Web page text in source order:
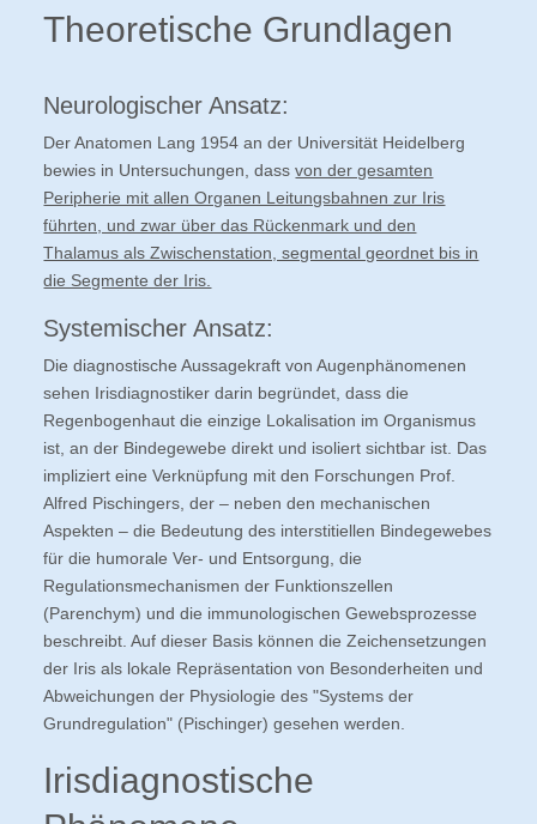
Theoretische Grundlagen
Neurologischer Ansatz:
Der Anatomen Lang 1954 an der Universität Heidelberg
bewies in Untersuchungen, dassvon der gesamten
Peripherie mit allen Organen Leitungsbahnen zur Iris
führten, und zwar über das Rückenmark und den
Thalamus als Zwischenstation, segmental geordnet bis in
die Segmente der Iris.
Systemischer Ansatz:
Die diagnostische Aussagekraft von Augenphänomenen
sehen Irisdiagnostiker darin begründet, dass die
Regenbogenhaut die einzige Lokalisation im Organismus
ist, an der Bindegewebe direkt und isoliert sichtbar ist. Das
impliziert eine Verknüpfung mit den Forschungen Prof.
Alfred Pischingers, der – neben den mechanischen
Aspekten – die Bedeutung des interstitiellen Bindegewebes
für die humorale Ver- und Entsorgung, die
Regulationsmechanismen der Funktionszellen
(Parenchym) und die immunologischen Gewebsprozesse
beschreibt. Auf dieser Basis können die Zeichensetzungen
der Iris als lokale Repräsentation von Besonderheiten und
Abweichungen der Physiologie des "Systems der
Grundregulation" (Pischinger) gesehen werden.
Irisdiagnostische